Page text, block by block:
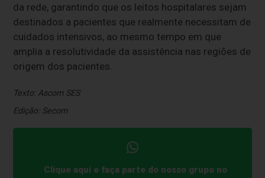
da rede, garantindo que os leitos hospitalares sejam
destinados a pacientes que realmente necessitam de
cuidados intensivos, ao mesmo tempo em que
amplia a resolutividade da assistência nas regiões de
origem dos pacientes.
Texto: Ascom SES
Edição: Secom
Clique aqui e faça parte do nosso grupo no